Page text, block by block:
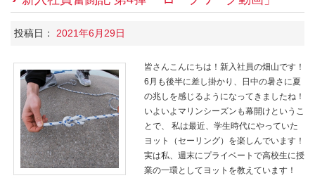
投稿日： 2021年6月29日
皆さんこんにちは！新入社員の畑山です！
6月も後半に差し掛かり、日中の暑さに夏
の兆しを感じるようになってきましたね！
いよいよマリンシーズンも幕開けというこ
とで、 私は最近、学生時代にやっていた
ヨット（セーリング）を楽しんでいます！
実は私、週末にプライベートで高校生に授
業の一環としてヨットを教えています！